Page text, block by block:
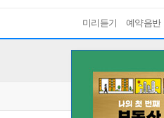
미리듣기 예약음반